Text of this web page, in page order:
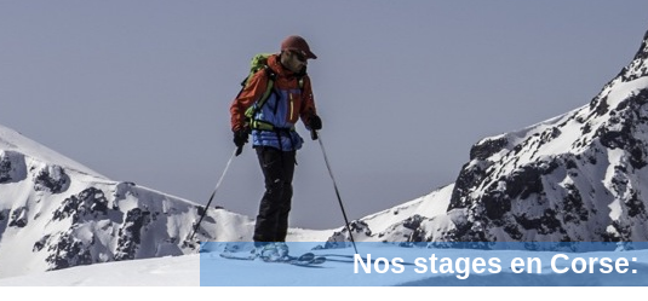
Nos stages en Corse: